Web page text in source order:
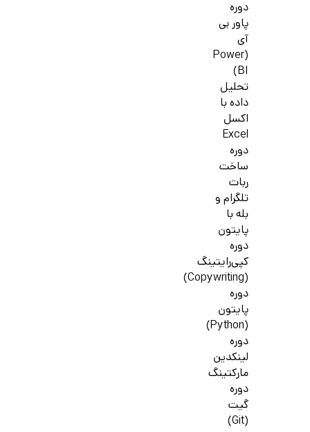
دوره
پاور بی
آی
(Power
BI)
تحلیل
داده با
اکسل
Excel
دوره
ساخت
ربات
تلگرام و
بله با
پایتون
دوره
کپی‌رایتینگ
(Copywriting)
دوره
پایتون
(Python)
دوره
لینکدین
مارکتینگ
دوره
گیت
(Git)